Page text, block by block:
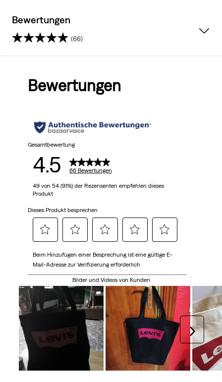
Bewertungen
(66)
Bewertungen
Bewertungen
Gesamtbewertung
4.5 66 Bewertungen
49 von 54 (91%) der Rezensenten empfehlen dieses
Produkt
Dieses Produkt besprechen
Sie
diese
um
den
Artikel
Stern
Sie
diese
Option,
um
den
Artikel
Sternen
bewerten.
Sie
diese
Option,
um
den
Artikel
mit
3
Sternen
zu
bewerten.
Sie
diese
Option,
um
Artikel
mit
4
Sternen
zu
bewerten.
Sie
um
den
Artikel
5
Sternen
bewerten.
Beim Hinzufügen einer Besprechung ist eine gültige E-
Mail-Adresse zur Verifizierung erforderlich
Bilder und Videos von Kunden
Weiter